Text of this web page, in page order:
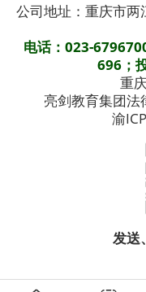
公司地址：重庆市
电话：023-
696；
重
亮剑教育集团法
渝
发送